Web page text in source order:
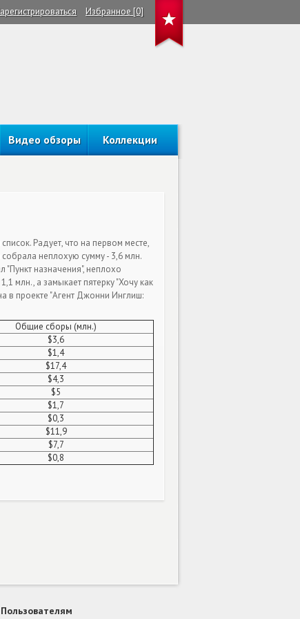
Избранное [0]
Видео обзоры Коллекции
Радует, что на первом месте,
неплохую сумму - 3,6 млн.
назначения", неплохо
млн., а замыкает пятерку "Хочу как
в проекте "Агент Джонни Инглиш:
Общие сборы (млн.)
$3,6
$1,4
$17,4
$4,3
$5
$1,7
$0,3
$11,9
$7,7
$0,8
Пользователям